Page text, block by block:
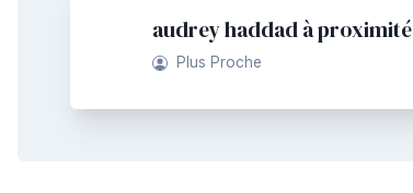
audrey haddad à proximité
Plus Proche